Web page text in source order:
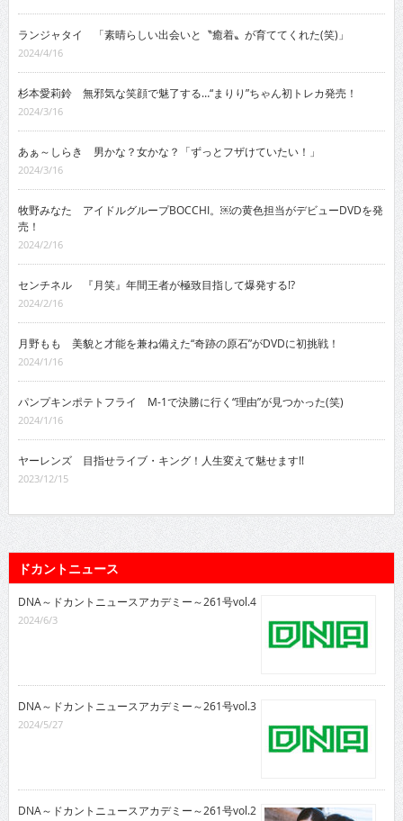
ランジャタイ 「素晴らしい出会いと〝癒着〟が育ててくれた(笑)」
2024/4/16
杉本愛莉鈴 無邪気な笑顔で魅了する…“まりり”ちゃん初トレカ発売！
2024/3/16
あぁ～しらき 男かな？女かな？「ずっとフザけていたい！」
2024/3/16
牧野みなた アイドルグループBOCCHI。￼の黄色担当がデビューDVDを発
売！
2024/2/16
センチネル 『月笑』年間王者が極致目指して爆発する!?
2024/2/16
月野もも 美貌と才能を兼ね備えた“奇跡の原石”がDVDに初挑戦！
2024/1/16
パンプキンポテトフライ M-1で決勝に行く“理由”が見つかった(笑)
2024/1/16
ヤーレンズ 目指せライブ・キング！人生変えて魅せます!!
2023/12/15
ドカントニュース
DNA～ドカントニュースアカデミー～261号vol.4
2024/6/3
DNA～ドカントニュースアカデミー～261号vol.3
2024/5/27
DNA～ドカントニュースアカデミー～261号vol.2